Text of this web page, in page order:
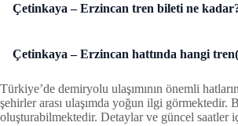
Çetinkaya – Erzincan tren bileti ne
Çetinkaya – Erzincan hattında hangi
Türkiye’de demiryolu ulaşımının önemli
şehirler arası ulaşımda yoğun ilgi görmektedir.
oluşturabilmektedir. Detaylar ve güncel saatler